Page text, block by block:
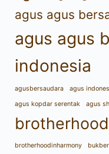
agus agus
agus agus
indonesia
agusbersaudara agus
agus kopdar serentak
agus
brotherhoodinharmony bukber